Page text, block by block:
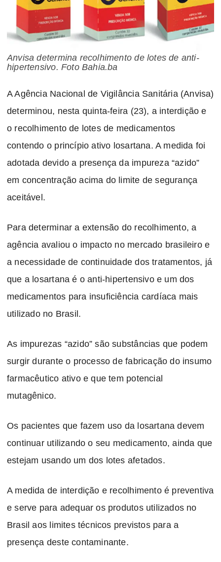
Anvisa determina recolhimento de lotes de anti-
hipertensivo. Foto Bahia.ba
A Agência Nacional de Vigilância Sanitária (Anvisa)
determinou, nesta quinta-feira (23), a interdição e
o recolhimento de lotes de medicamentos
contendo o princípio ativo losartana. A medida foi
adotada devido a presença da impureza “azido”
em concentração acima do limite de segurança
aceitável.
Para determinar a extensão do recolhimento, a
agência avaliou o impacto no mercado brasileiro e
a necessidade de continuidade dos tratamentos, já
que a losartana é o anti-hipertensivo e um dos
medicamentos para insuficiência cardíaca mais
utilizado no Brasil.
As impurezas “azido” são substâncias que podem
surgir durante o processo de fabricação do insumo
farmacêutico ativo e que tem potencial
mutagênico.
Os pacientes que fazem uso da losartana devem
continuar utilizando o seu medicamento, ainda que
estejam usando um dos lotes afetados.
A medida de interdição e recolhimento é preventiva
e serve para adequar os produtos utilizados no
Brasil aos limites técnicos previstos para a
presença deste contaminante.